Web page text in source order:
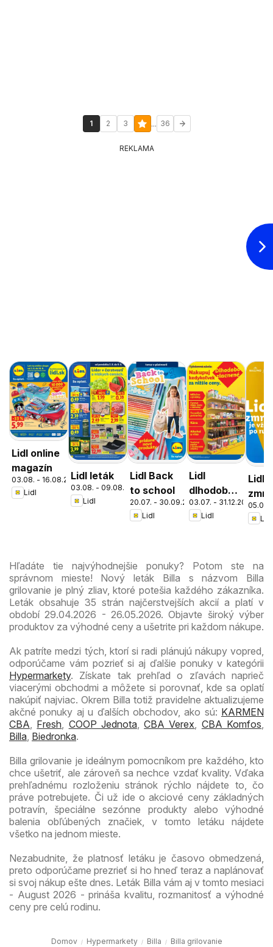
1 2 3 ... 36
REKLAMA
Lidl online
magazín
03.08. - 16.08.2026
Lidl
Lidl leták
03.08. - 09.08.2026
Lidl
Lidl Back
to school
20.07. - 30.09.2026
Lidl
Lidl
dlhodobo
zlacnené
03.07. - 31.12.2026
Lidl
Lidl
05.05.
Lidl
Hľadáte tie najvýhodnejšie ponuky? Potom ste na
správnom mieste! Nový leták Billa s názvom Billa
grilovanie je plný zliav, ktoré potešia každého zákazníka.
Leták obsahuje 35 strán najčerstvejších akcií a platí v
období 29.04.2026 - 26.05.2026. Objavte široký výber
produktov za výhodné ceny a ušetrite pri každom nákupe.
Ak patríte medzi tých, ktorí si radi plánujú nákupy vopred,
odporúčame vám pozrieť si aj ďalšie ponuky v kategórii
Hypermarkety. Získate tak prehľad o zľavách naprieč
viacerými obchodmi a môžete si porovnať, kde sa oplatí
nakúpiť najviac. Okrem Billa totiž pravidelne aktualizujeme
akčné ponuky aj u ďalších obchodov, ako sú: KARMEN
CBA, Fresh, COOP Jednota,CBA Verex, CBA Komfos,
Billa, Biedronka.
Billa grilovanie je ideálnym pomocníkom pre každého, kto
chce ušetriť, ale zároveň sa nechce vzdať kvality. Vďaka
prehľadnému rozloženiu stránok rýchlo nájdete to, čo
práve potrebujete. Či už ide o akciové ceny základných
potravín, špeciálne sezónne produkty alebo výhodné
balenia obľúbených značiek, v tomto letáku nájdete
všetko na jednom mieste.
Nezabudnite, že platnosť letáku je časovo obmedzená,
preto odporúčame prezrieť si ho hneď teraz a naplánovať
si svoj nákup ešte dnes. Leták Billa vám aj v tomto mesiaci
- August 2026 - prináša kvalitu, rozmanitosť a výhodné
ceny pre celú rodinu.
Domov Hypermarkety Billa Billa grilovanie